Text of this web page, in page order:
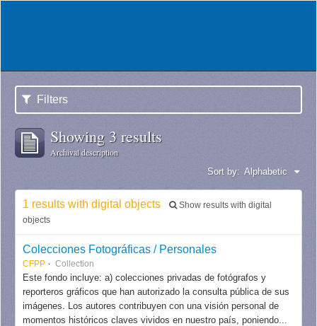
Filters
Showing 3 results
Archival description
Sort by: Alphabetic
1 results with digital objects
Show results with digital
objects
Colecciones Fotográficas / Personales
CFPP Collection
Este fondo incluye: a) colecciones privadas de fotógrafos y
reporteros gráficos que han autorizado la consulta pública de sus
imágenes. Los autores contribuyen con una visión personal de
momentos históricos claves vividos en nuestro país, poniendo...